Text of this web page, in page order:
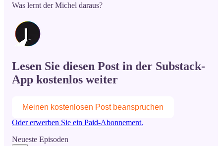
Was lernt der Michel daraus?
Lesen Sie diesen Post in der Substack-
App kostenlos weiter
Meinen kostenlosen Post beanspruchen
Oder erwerben Sie ein Paid-Abonnement.
Neueste Episoden